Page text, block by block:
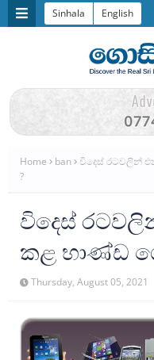
Sinhala English
Home ban
විදෙස් රටවලින්
?
විදෙස්
කළ භාණ්ඩ
Thursday, August 05, 2021